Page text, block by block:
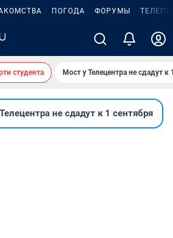
ПОГОДА ФОРУМЫ
студента Мост у Телецентра не сдадут к
не сдадут к 1 сентября